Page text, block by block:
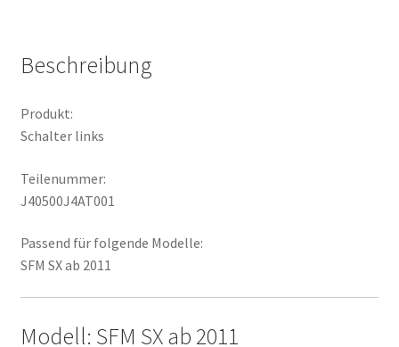
Beschreibung
Produkt:
Schalter links
Teilenummer:
J40500J4AT001
Passend für folgende Modelle:
SFM SX ab 2011
Modell: SFM SX ab 2011